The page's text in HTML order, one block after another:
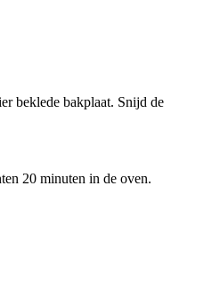
beklede bakplaat. Snijd de
20 minuten in de oven.